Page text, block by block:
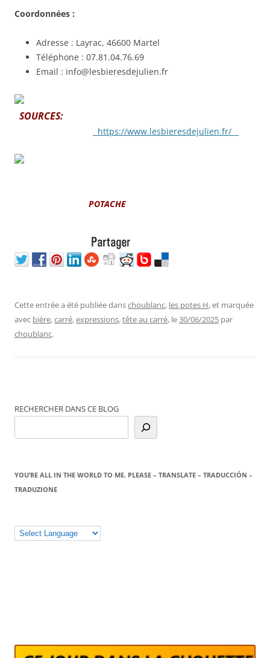
Coordonnées :
Adresse : Layrac, 46600 Martel
Téléphone : 07.81.04.76.69
Email : info@lesbieresdejulien.fr
SOURCES:
https://www.lesbieresdejulien.fr/
POTACHE
Cette entrée a été publiée danschoublanc, les potes H, et marquée
avec bière,carré,expressions,tête au carré, le30/06/2025 par
choublanc.
RECHERCHER DANS CE BLOG
YOU’RE ALL IN THE WORLD TO ME. PLEASE – TRANSLATE – TRADUCCIÓN –
TRADUZIONE